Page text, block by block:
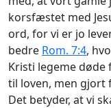
korsfæstet med
ord, for vi er jo
bedre Rom. 7:4,
Kristi legeme døde
til loven, men gjort
Det betyder, at vi